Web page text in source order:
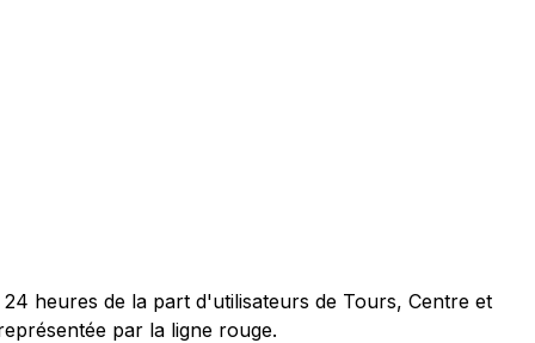
heures de la part d'utilisateurs de Tours, Centre et
par la ligne rouge.